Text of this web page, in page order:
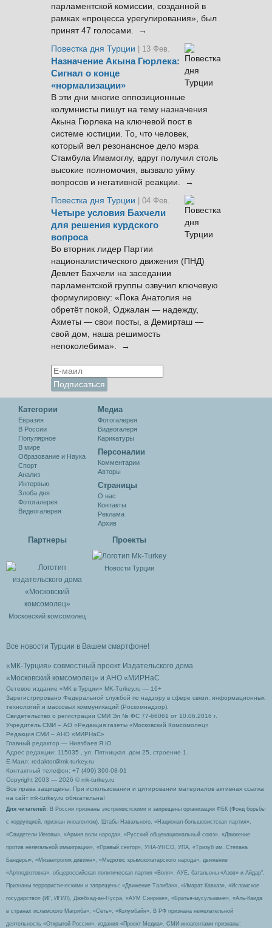
парламентской комиссии, созданной в
рамках «процесса урегулирования», был
принят 47 голосами. →
Повестка дня Турции
| 13 Фев.
Назначение Акына Гюрлека:
Сигнал о конце
«нормализации»
В эти дни многие оппозиционные
колумнисты пишут на тему назначения
Акына Гюрлека на ключевой пост в
системе юстиции. То, что человек,
который вел резонансное дело мэра
Стамбула Имамоглу, вдруг получил столь
высокие полномочия, вызвало уйму
вопросов и негативной реакции. →
Повестка дня Турции
| 04 Фев.
Четыре условия Бахчели
для решения курдского
вопроса
Во вторник лидер Партии
националистического движения (ПНД)
Девлет Бахчели на заседании
парламентской группы озвучил ключевую
формулировку: «Пока Анатолия не
обретёт покой, Оджалан — надежду,
Ахметы — свои посты, а Демирташ —
свой дом, наша решимость
непоколебима». →
Категории
Евразия
В России
Популярное
В мире
Образование и Наука
Спорт
Анализ
Интервью
Злоба дня
Фотогалерея
Видеогалерея
Медиа
Фотогалерея
Видеогалеря
Карикатуры
Персоналии
Комментарии
Авторы
Cтраницы
О нас
Контакты
Реклама
Архив
Партнеры
Московский комсомолец
Проекты
Новости Турции
Все новости Турции в Вашем смартфоне!
«МК-Турция» совместный проект Издательского дома
«Московский комсомолец» и АНО «МИРНаС
Сетевое издание «МК в Турции» MK-Turkey.ru — 16+
Зарегистрировано Федеральной службой по надзору в сфере связи, информационных
технологий и массовых коммуникаций (Роскомнадзор).
Свидетельство о регистрации СМИ Эл № ФС 77-66061 от 10.06.2016 г.
Учредитель СМИ – АО «Редакция газеты «Московский Комсомолец»
Редакция СМИ – АНО «МИРНаС»
Главный редактор — Ниязбаев Я.Ю.
Адрес редакции: 115035 , ул. Пятницкая, дом 25, строение 1.
Е-Маил: redaktor@mk-turkey.ru
Контактный телефон: +7 (499) 390-08-91
Copyright 2003 — 2026 © mk-turkey.ru
Все права защищены. При использовании и цитировании материалов активная ссылка
на сайт mk-turkey.ru обязательна!
Для читателей : В России признаны экстремистскими и запрещены организации ФБК (Фонд борьбы
с коррупцией, признан иноагентом), Штабы Навального, «Национал-большевистская партия»,
«Свидетели Иеговы», «Армия воли народа», «Русский общенациональный союз», «Движение
против нелегальной иммиграции», «Правый сектор», УНА-УНСО, УПА, «Тризуб им. Степана
Бандеры», «Мизантропик дивижн», «Меджлис крымскотатарского народа», движение
«Артподготовка», общероссийская политическая партия «Воля», АУЕ, батальоны «Азов» и Айдар″.
Признаны террористическими и запрещены: «Движение Талибан», «Имарат Кавказ», «Исламское
государство» (ИГ, ИГИЛ), Джебхад-ан-Нусра, «АУМ Синрике», «Братья-мусульмане», «Аль-Каида
в странах исламского Магриба», «Сеть», «Колумбайн». В РФ признана нежелательной
деятельность «Открытой России», издания «Проект Медиа». СМИ-иноагентами признаны: